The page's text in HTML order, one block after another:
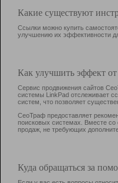
Какие существуют
Ссылки можно купить
улучшению их эффективности
Как улучшить эффект
Сервис продвижения сайтов
системы LinkPad отслеживает
систем, что позволяет
СеоТраф предоставляет
поисковых системах. Вместе со
продаж, не требующих
Куда обращаться за